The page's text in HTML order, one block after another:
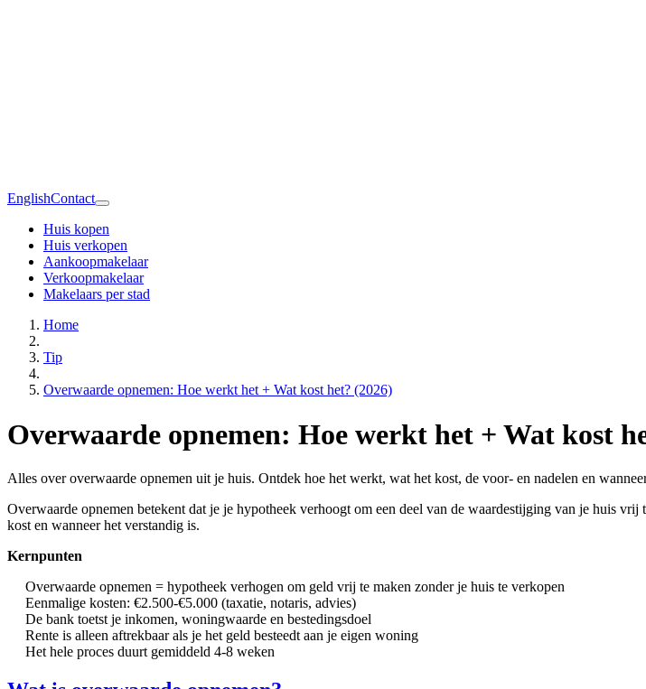
EnglishContact
Huis kopen
Huis verkopen
Aankoopmakelaar
Verkoopmakelaar
Makelaars per stad
Home
Tip
Overwaarde opnemen: Hoe werkt het + Wat kost het? (2026)
Overwaarde opnemen: Hoe werkt het + Wat kost
Alles over overwaarde opnemen uit je huis. Ontdek hoe het werkt, wat het kost, de voor- en nadelen en
Overwaarde opnemen betekent dat je je hypotheek verhoogt om een deel van de waardestijging van je huis
kost en wanneer het verstandig is.
Kernpunten
Overwaarde opnemen = hypotheek verhogen om geld vrij te maken zonder je huis te verkopen
Eenmalige kosten: €2.500-€5.000 (taxatie, notaris, advies)
De bank toetst je inkomen, woningwaarde en bestedingsdoel
Rente is alleen aftrekbaar als je het geld besteedt aan je eigen woning
Het hele proces duurt gemiddeld 4-8 weken